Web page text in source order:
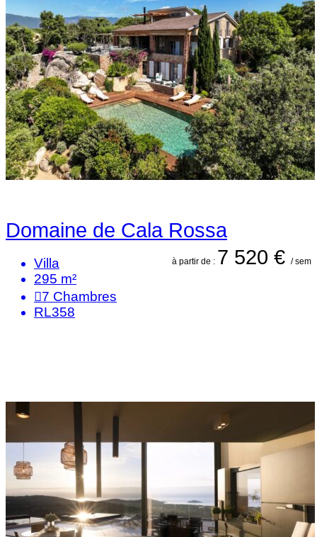
Domaine de Cala Rossa
à partir de : 7 520 € / sem
Villa
295 m²
7 Chambres
RL358